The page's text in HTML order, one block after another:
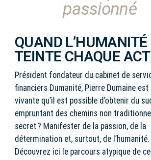
passionné
QUAND L’HUMANITÉ
TEINTE CHAQUE
Président fondateur du cabinet de
financiers Dumanité, Pierre Dumaine est
vivante qu’il est possible d’obtenir du
empruntant des chemins non
secret ? Manifester de la passion, de la
détermination et, surtout, de l’humanité.
Découvrez ici le parcours atypique de